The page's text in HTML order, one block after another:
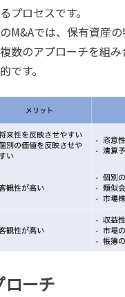
プロセスです。
M&Aでは、保有資産
数のアプローチを組
です。
ローチ